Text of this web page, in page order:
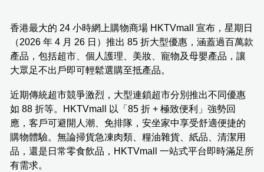
香港最大的 24 小時網上購物商場 HKTVmall 宣布，星期日
（2026 年 4 月 26 日）推出 85 折大型優惠，涵蓋過百萬款
產品，包括超市、個人護理、美妝、寵物及母嬰產品，讓
大眾足不出戶即可輕鬆選購至抵產品。
近期傳統超市競爭激烈，大型連鎖超市分別推出不同優惠
如 88 折等。HKTVmall 以「85 折 + 極致便利」強勢回
應，客戶可避開人潮、免排隊，安坐家中享受舒適便捷的
購物體驗。無論掃貨急凍肉類、糧油雜貨、紙品、清潔用
品，還是日常零食飲品，HKTVmall 一站式平台即時滿足所
有需求。